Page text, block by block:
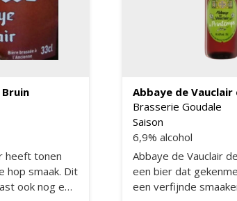
heeft tonen
hop smaak. Dit
ook nog een
Abbaye de
Brasserie Goudale
Saison
6,9% alcohol
Abbaye de Vauclair
een bier dat
een verfijnde